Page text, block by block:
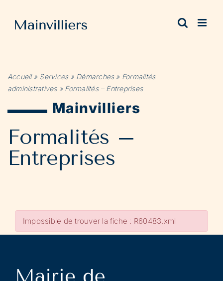
contenu
Accueil» Services» Démarches» Formalités
administratives» Formalités – Entreprises
Mainvilliers
Formalités –
Entreprises
Impossible de trouver la fiche : R60483.xml